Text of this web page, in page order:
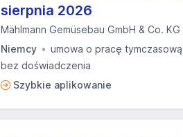
sierpnia 2026
Mählmann Gemüsebau GmbH & Co. KG
Niemcy
umowa o pracę tymczasową
bez doświadczenia
Szybkie aplikowanie